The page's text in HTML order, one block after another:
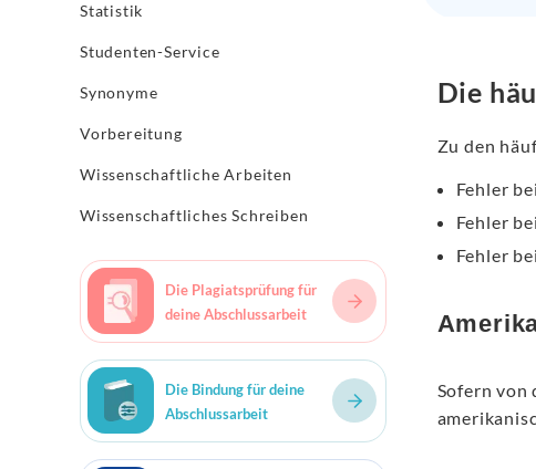
Statistik
Studenten-Service
Synonyme
Vorbereitung
Wissenschaftliche Arbeiten
Wissenschaftliches Schreiben
Die Plagiatsprüfung für
deine Abschlussarbeit
Die Bindung für deine
Abschlussarbeit
Die
Zu den
Fehler
Fehler
Fehler
Sofern von